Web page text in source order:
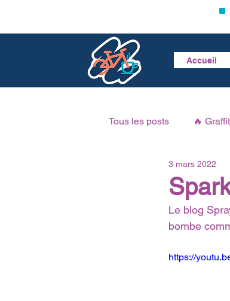
Accueil
Tous les posts 🔥
🎥 Vidéo Graffiti
3 mars 2022
Le blog
bombe
https://